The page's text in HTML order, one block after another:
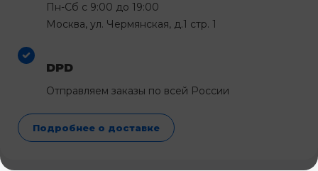
Пн-Сб с 9:00 до 19:00
Москва, ул. Чермянская, д.1 стр. 1
DPD
Отправляем заказы по всей России
Подробнее о доставке